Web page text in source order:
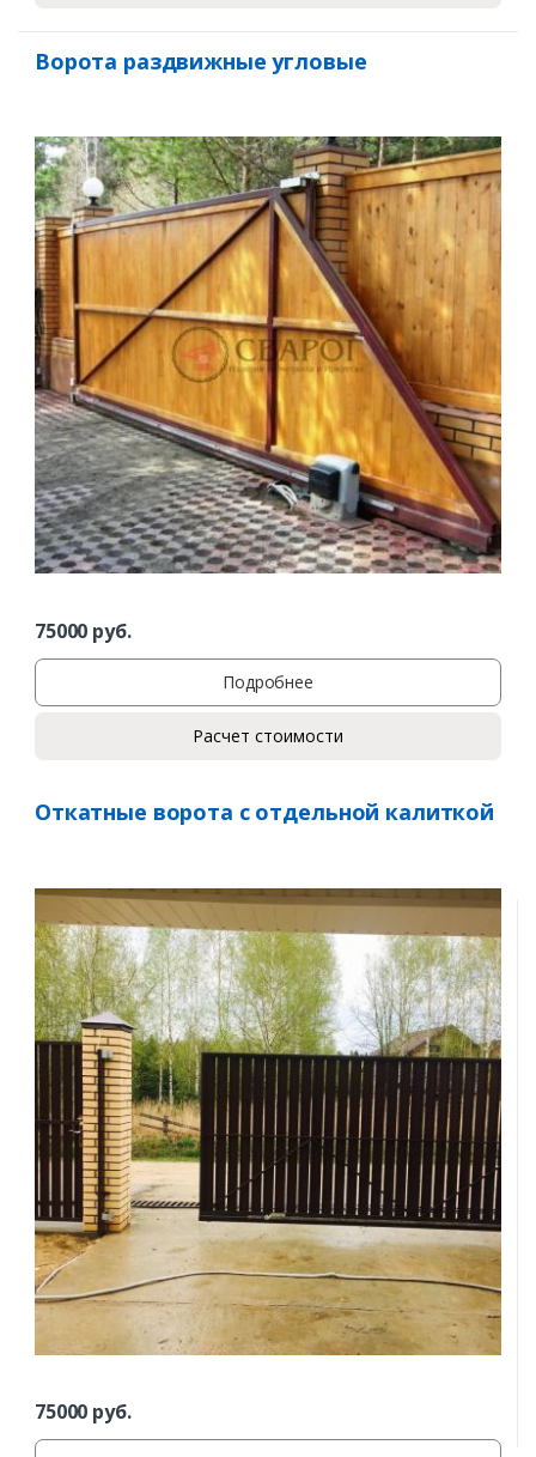
Ворота раздвижные угловые
75000 руб.
Подробнее
Расчет стоимости
Откатные ворота с отдельной калиткой
75000 руб.